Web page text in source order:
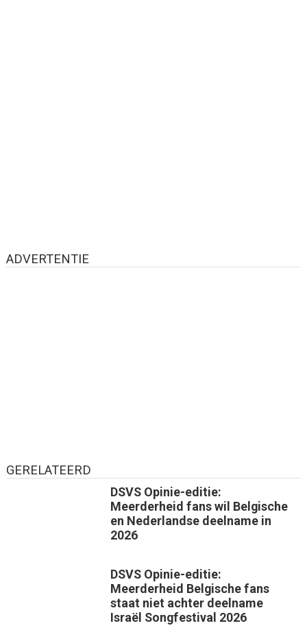
ADVERTENTIE
GERELATEERD
DSVS Opinie-editie:
Meerderheid fans wil Belgische
en Nederlandse deelname in
2026
DSVS Opinie-editie:
Meerderheid Belgische fans
staat niet achter deelname
Israël Songfestival 2026